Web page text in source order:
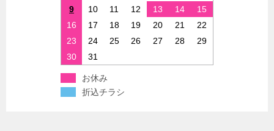
9
10 11 12 13 14
15
16
17 18 19 20 21
22
23
24 25 26 27 28
29
30
31
お休み
折込チラシ